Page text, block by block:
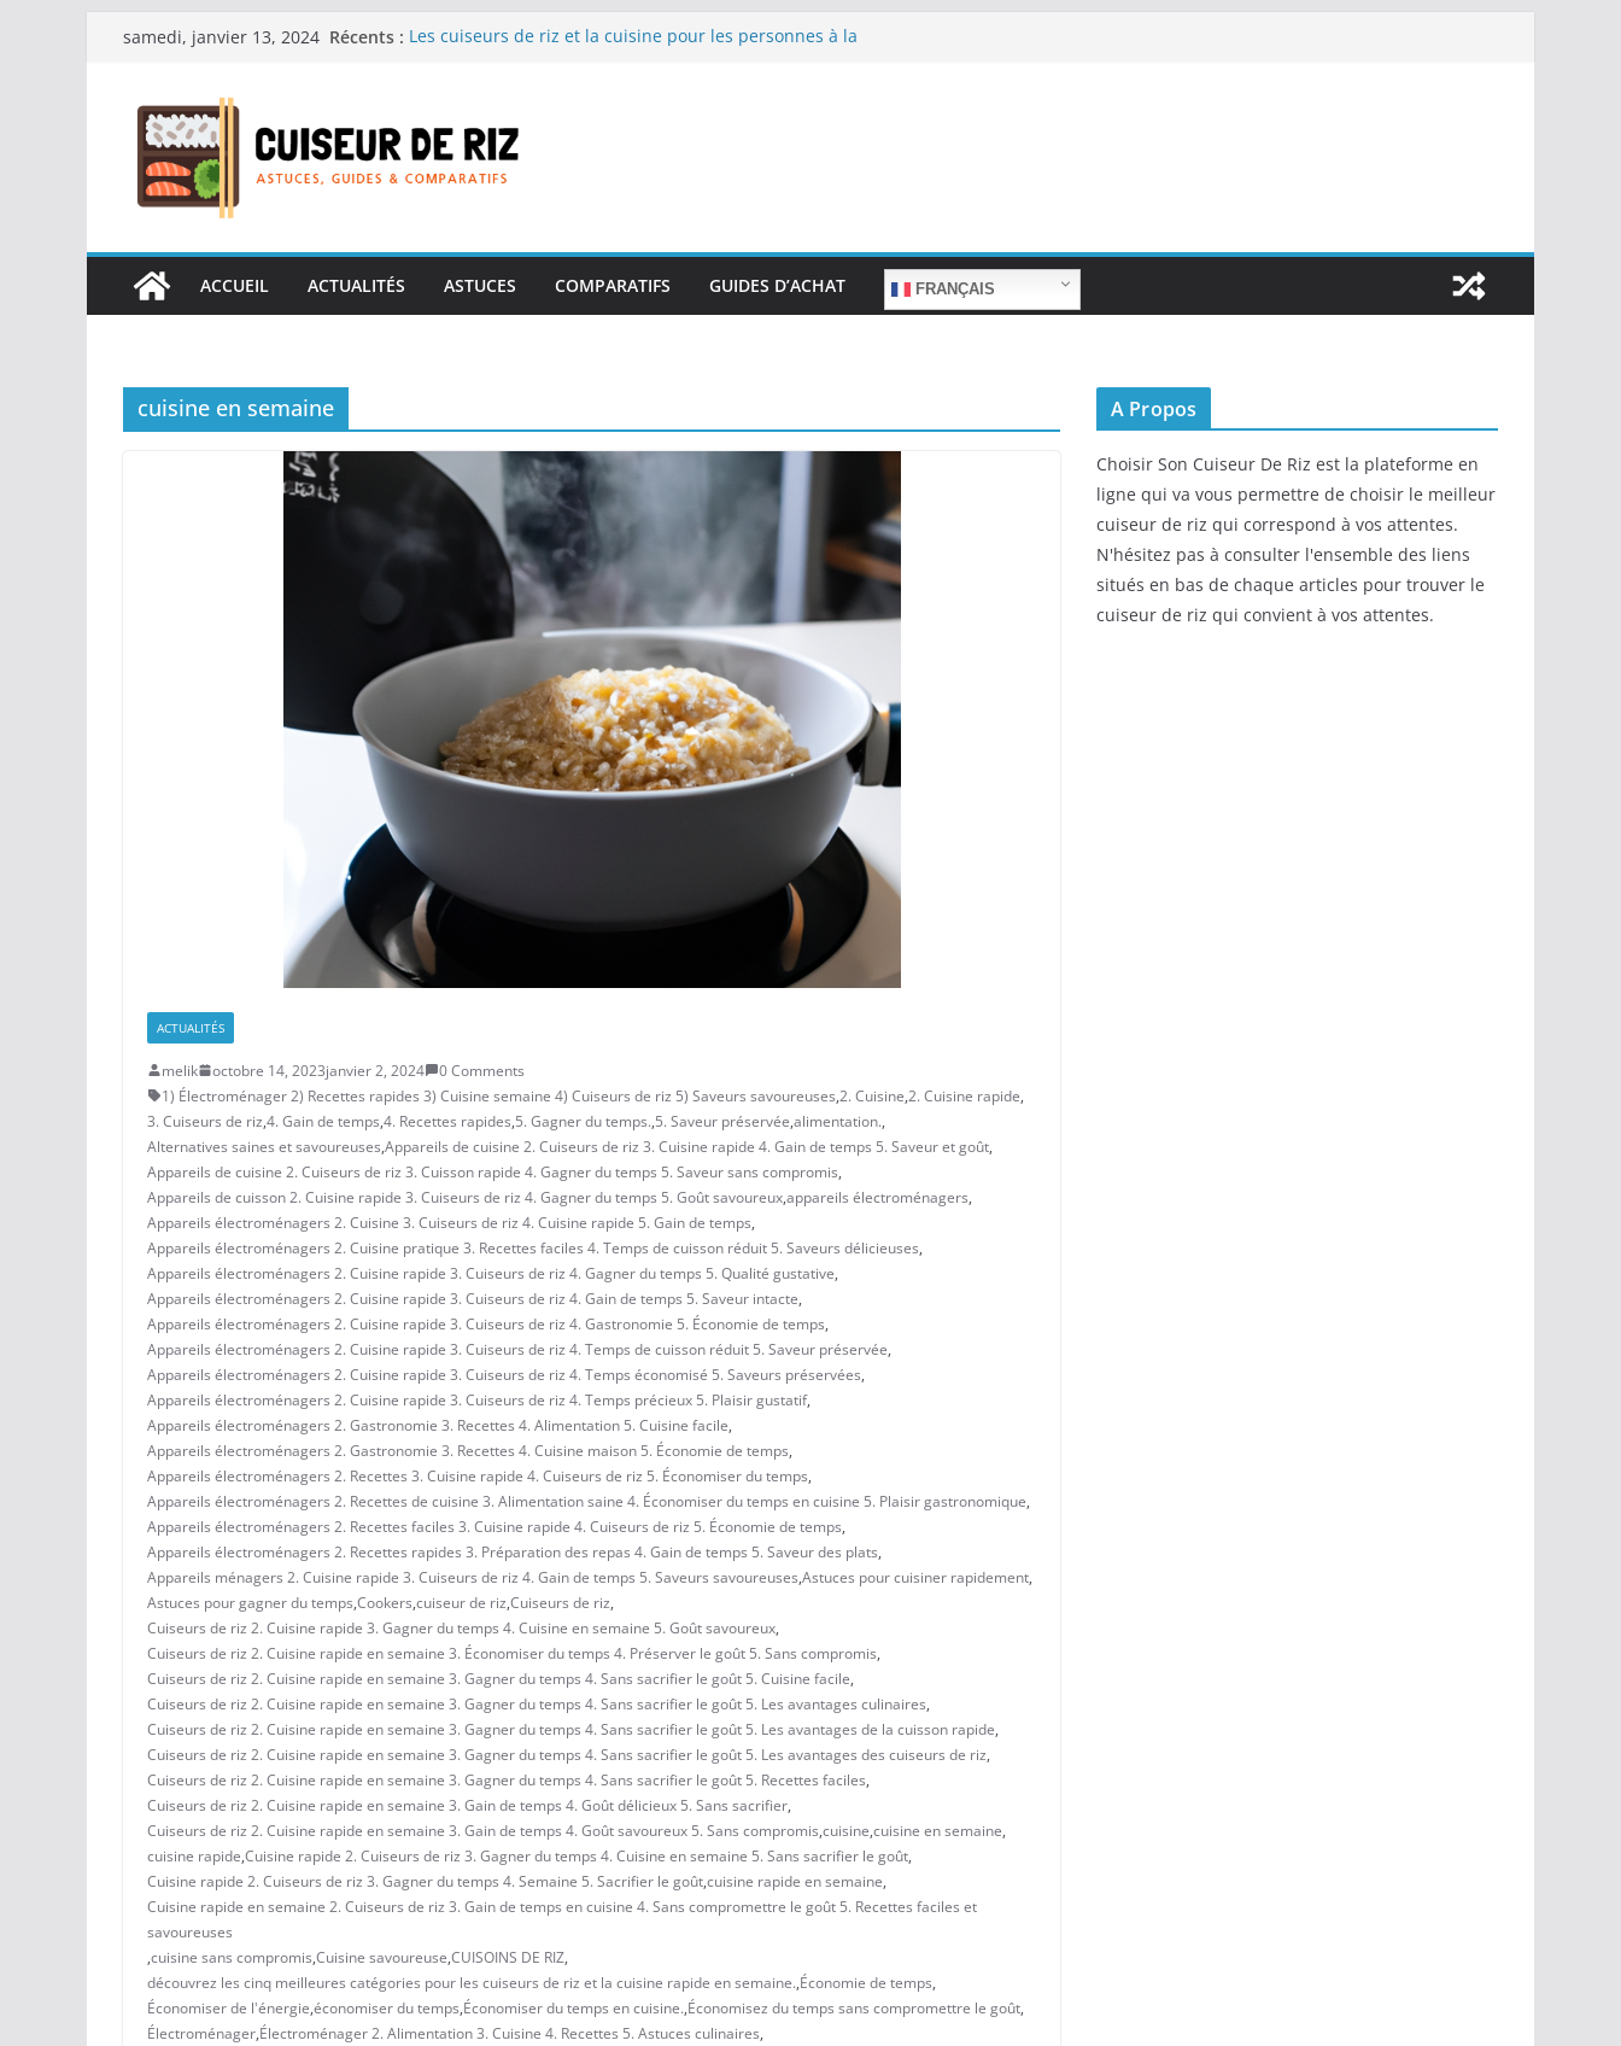
Passersamedi, janvier 13, 2024 Récents : Les cuiseurs de riz et la cuisine pour les personnes à la
Les cuiseurs de riz pour les familles nombreuses : Cuisson
en grande quantité.
Les cuiseurs de riz et la préparation de plats pour les
réconfortants.
ACCUEIL
ACTUALITÉS ASTUCES COMPARATIFS GUIDES D’ACHAT FRANÇAIS
cuisine en semaine
ACTUALITÉS
melik octobre 14, 2023janvier 2, 2024
0 Comments
1) Électroménager 2) Recettes rapides 3) Cuisine semaine 4) Cuiseurs de riz 5) Saveurs savoureuses,2. Cuisine,2. Cuisine rapide,
3. Cuiseurs de riz,4. Gain de temps,4. Recettes rapides,5. Gagner du temps.,5. Saveur préservée,alimentation.,
Alternatives saines et savoureuses,Appareils de cuisine 2. Cuiseurs de riz 3. Cuisine rapide 4. Gain de temps 5. Saveur et goût,
Appareils de cuisine 2. Cuiseurs de riz 3. Cuisson rapide 4. Gagner du temps 5. Saveur sans compromis,
Appareils de cuisson 2. Cuisine rapide 3. Cuiseurs de riz 4. Gagner du temps 5. Goût savoureux,appareils électroménagers,
Appareils électroménagers 2. Cuisine 3. Cuiseurs de riz 4. Cuisine rapide 5. Gain de temps,
Appareils électroménagers 2. Cuisine pratique 3. Recettes faciles 4. Temps de cuisson réduit 5. Saveurs délicieuses,
Appareils électroménagers 2. Cuisine rapide 3. Cuiseurs de riz 4. Gagner du temps 5. Qualité gustative,
Appareils électroménagers 2. Cuisine rapide 3. Cuiseurs de riz 4. Gain de temps 5. Saveur intacte,
Appareils électroménagers 2. Cuisine rapide 3. Cuiseurs de riz 4. Gastronomie 5. Économie de temps,
Appareils électroménagers 2. Cuisine rapide 3. Cuiseurs de riz 4. Temps de cuisson réduit 5. Saveur préservée,
Appareils électroménagers 2. Cuisine rapide 3. Cuiseurs de riz 4. Temps économisé 5. Saveurs préservées,
Appareils électroménagers 2. Cuisine rapide 3. Cuiseurs de riz 4. Temps précieux 5. Plaisir gustatif,
Appareils électroménagers 2. Gastronomie 3. Recettes 4. Alimentation 5. Cuisine facile,
Appareils électroménagers 2. Gastronomie 3. Recettes 4. Cuisine maison 5. Économie de temps,
Appareils électroménagers 2. Recettes 3. Cuisine rapide 4. Cuiseurs de riz 5. Économiser du temps,
Appareils électroménagers 2. Recettes de cuisine 3. Alimentation saine 4. Économiser du temps en cuisine 5. Plaisir gastronomique,
Appareils électroménagers 2. Recettes faciles 3. Cuisine rapide 4. Cuiseurs de riz 5. Économie de temps,
Appareils électroménagers 2. Recettes rapides 3. Préparation des repas 4. Gain de temps 5. Saveur des plats,
Appareils ménagers 2. Cuisine rapide 3. Cuiseurs de riz 4. Gain de temps 5. Saveurs savoureuses,Astuces pour cuisiner rapidement,
Astuces pour gagner du temps,Cookers,cuiseur de riz,Cuiseurs de riz,
Cuiseurs de riz 2. Cuisine rapide 3. Gagner du temps 4. Cuisine en semaine 5. Goût savoureux,
Cuiseurs de riz 2. Cuisine rapide en semaine 3. Économiser du temps 4. Préserver le goût 5. Sans compromis,
Cuiseurs de riz 2. Cuisine rapide en semaine 3. Gagner du temps 4. Sans sacrifier le goût 5. Cuisine facile,
Cuiseurs de riz 2. Cuisine rapide en semaine 3. Gagner du temps 4. Sans sacrifier le goût 5. Les avantages culinaires,
Cuiseurs de riz 2. Cuisine rapide en semaine 3. Gagner du temps 4. Sans sacrifier le goût 5. Les avantages de la cuisson rapide,
Cuiseurs de riz 2. Cuisine rapide en semaine 3. Gagner du temps 4. Sans sacrifier le goût 5. Les avantages des cuiseurs de riz,
Cuiseurs de riz 2. Cuisine rapide en semaine 3. Gagner du temps 4. Sans sacrifier le goût 5. Recettes faciles,
Cuiseurs de riz 2. Cuisine rapide en semaine 3. Gain de temps 4. Goût délicieux 5. Sans sacrifier,
Cuiseurs de riz 2. Cuisine rapide en semaine 3. Gain de temps 4. Goût savoureux 5. Sans compromis,cuisine,cuisine en semaine,
cuisine rapide,Cuisine rapide 2. Cuiseurs de riz 3. Gagner du temps 4. Cuisine en semaine 5. Sans sacrifier le goût,
Cuisine rapide 2. Cuiseurs de riz 3. Gagner du temps 4. Semaine 5. Sacrifier le goût,cuisine rapide en semaine,
Cuisine rapide en semaine 2. Cuiseurs de riz 3. Gain de temps en cuisine 4. Sans compromettre le goût 5. Recettes faciles et
savoureuses
,cuisine sans compromis,Cuisine savoureuse,CUISOINS DE RIZ,
découvrez les cinq meilleures catégories pour les cuiseurs de riz et la cuisine rapide en semaine.,Économie de temps,
Économiser de l'énergie,économiser du temps,Économiser du temps en cuisine.,Économisez du temps sans compromettre le goût,
Électroménager,Électroménager 2. Alimentation 3. Cuisine 4. Recettes 5. Astuces culinaires,
A Propos
Choisir Son Cuiseur De Riz est la plateforme en
ligne qui va vous permettre de choisir le meilleur
cuiseur de riz qui correspond à vos attentes.
N'hésitez pas à consulter l'ensemble des liens
situés en bas de chaque articles pour trouver le
cuiseur de riz qui convient à vos attentes.